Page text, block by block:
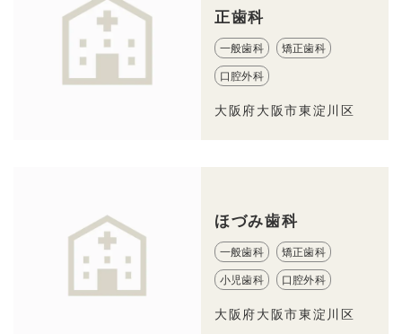
正歯科
一般歯科 矯正歯科
口腔外科
大阪府大阪市東淀川区
ほづみ歯科
一般歯科 矯正歯科
小児歯科 口腔外科
大阪府大阪市東淀川区